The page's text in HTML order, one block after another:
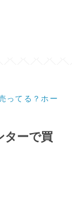
ってる？ホー
ターで買